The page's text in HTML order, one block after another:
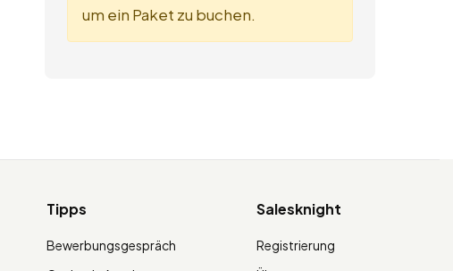
um ein Paket zu buchen.
Tipps
Bewerbungsgespräch
Salesknight
Registrierung